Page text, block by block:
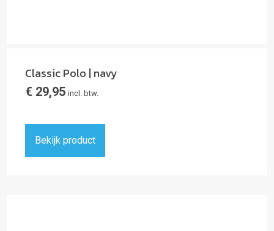
Classic Polo | navy
€ 29,95 incl. btw.
Bekijk product